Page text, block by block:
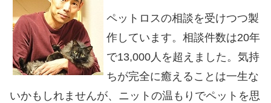
ペットロスの相談を受けつつ製
作しています。相談件数は20年
で13,000人を超えました。気持
ちが完全に癒えることは一生な
いかもしれませんが、ニットの温もりでペットを思